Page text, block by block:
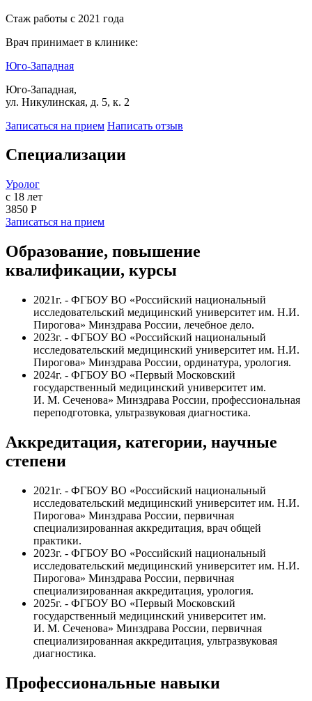
Стаж работы с 2021 года
Врач принимает в клинике:
Юго-Западная
Юго-Западная,
ул. Никулинская, д. 5, к. 2
Записаться на прием Написать отзыв
Специализации
Уролог
с 18 лет
3850 Р
Записаться на прием
Образование, повышение
квалификации, курсы
2021г. - ФГБОУ ВО «Российский национальный
исследовательский медицинский университет им. Н.И.
Пирогова» Минздрава России, лечебное дело.
2023г. - ФГБОУ ВО «Российский национальный
исследовательский медицинский университет им. Н.И.
Пирогова» Минздрава России, ординатура, урология.
2024г. - ФГБОУ ВО «Первый Московский
государственный медицинский университет им.
И. М. Сеченова» Минздрава России, профессиональная
переподготовка, ультразвуковая диагностика.
Аккредитация, категории, научные
степени
2021г. - ФГБОУ ВО «Российский национальный
исследовательский медицинский университет им. Н.И.
Пирогова» Минздрава России, первичная
специализированная аккредитация, врач общей
практики.
2023г. - ФГБОУ ВО «Российский национальный
исследовательский медицинский университет им. Н.И.
Пирогова» Минздрава России, первичная
специализированная аккредитация, урология.
2025г. - ФГБОУ ВО «Первый Московский
государственный медицинский университет им.
И. М. Сеченова» Минздрава России, первичная
специализированная аккредитация, ультразвуковая
диагностика.
Профессиональные навыки